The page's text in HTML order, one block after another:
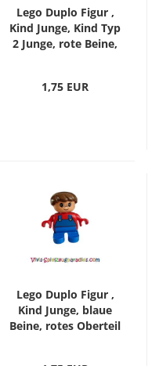
Lego Duplo Figur ,
Kind Junge, Kind Typ
2 Junge, rote Beine,
(6453pb010)
1,75 EUR
Lego Duplo Figur ,
Kind Junge, blaue
Beine, rotes Oberteil